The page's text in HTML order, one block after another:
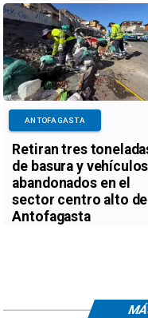
Retiran tres
de basura y vehículos
abandonados en el
sector centro alto de
Antofagasta
ANTOFAGASTA